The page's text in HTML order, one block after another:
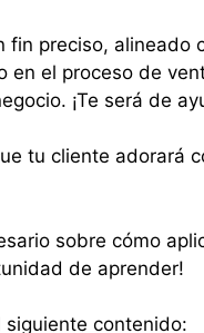
fin preciso, alineado
en el proceso de
¡Te será de
tu cliente adorará
sobre cómo
de aprender!
siguiente contenido: